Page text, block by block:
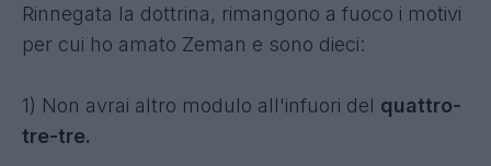
Rinnegata la dottrina, rimangono a fuoco i motivi
per cui ho amato Zeman e sono dieci:
1) Non avrai altro modulo all'infuori del quattro-
tre-tre.